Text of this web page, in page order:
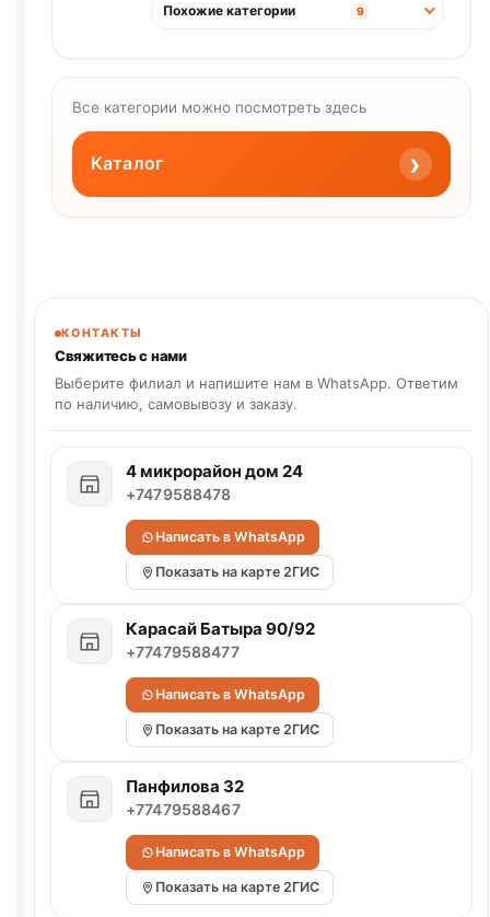
Похожие категории 9
Все категории можно посмотреть здесь
Каталог ›
КОНТАКТЫ
Свяжитесь с нами
Выберите филиал и напишите нам в WhatsApp. Ответим
по наличию, самовывозу и заказу.
4 микрорайон дом 24
+7479588478
Написать в WhatsApp
Показать на карте 2ГИС
Карасай Батыра 90/92
+77479588477
Написать в WhatsApp
Показать на карте 2ГИС
Панфилова 32
+77479588467
Написать в WhatsApp
Показать на карте 2ГИС